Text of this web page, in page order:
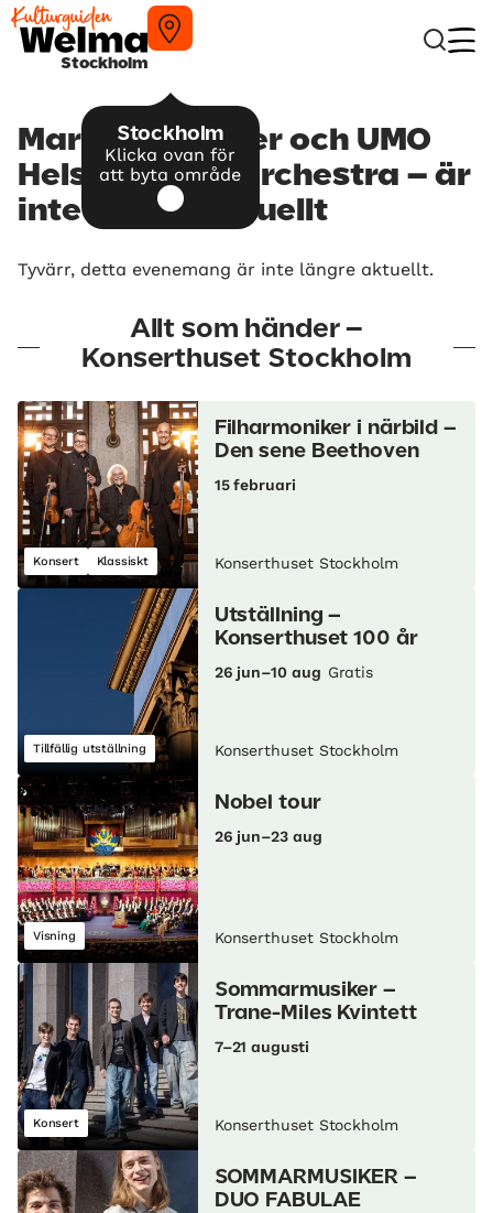
Stockholm
Stockholm
Klicka ovan för
att byta område
Maria Schneider och UMO
Helsinki Jazz Orchestra – är
inte längre aktuellt
Tyvärr, detta evenemang är inte längre aktuellt.
Allt som händer –
Konserthuset Stockholm
Konsert Klassiskt
Filharmoniker i närbild –
Den sene Beethoven
15 februari
Konserthuset Stockholm
Tillfällig utställning
Utställning –
Konserthuset 100 år
26 jun–10 aug Gratis
Konserthuset Stockholm
Visning
Nobel tour
26 jun–23 aug
Konserthuset Stockholm
Konsert
Sommarmusiker –
Trane-Miles Kvintett
7–21 augusti
Konserthuset Stockholm
SOMMARMUSIKER –
DUO FABULAE